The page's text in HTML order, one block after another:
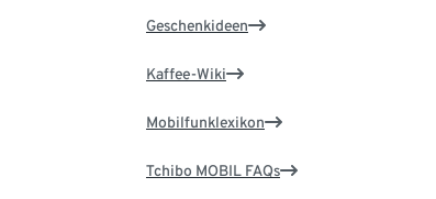
Geschenkideen
Kaffee-Wiki
Mobilfunklexikon
Tchibo MOBIL FAQs